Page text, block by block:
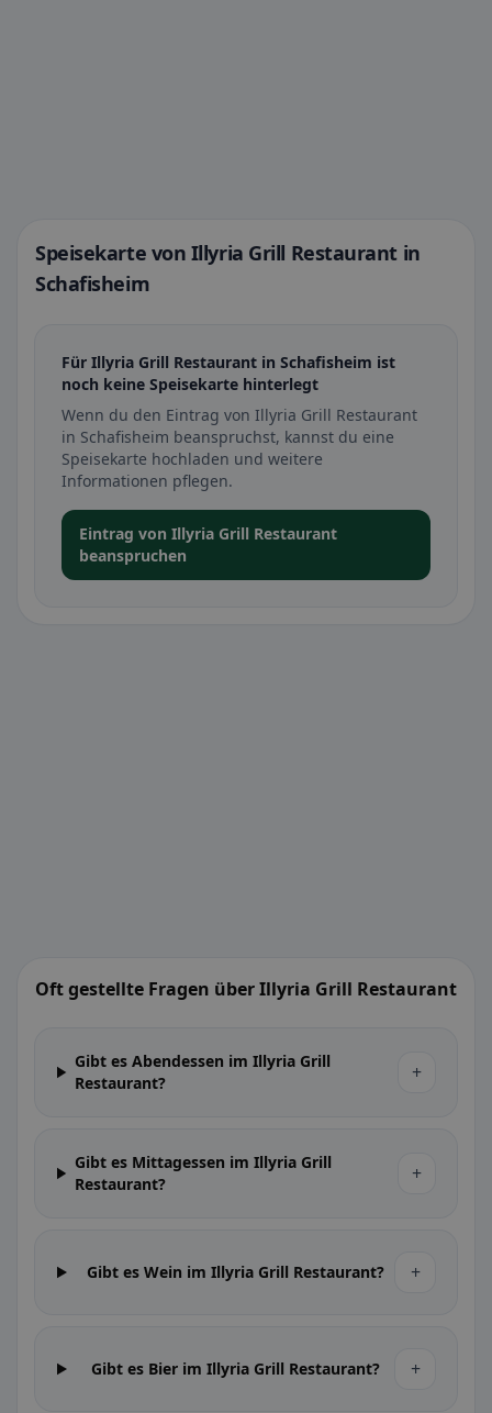
Speisekarte von Illyria Grill Restaurant in
Schafisheim
Für Illyria Grill Restaurant in Schafisheim ist
noch keine Speisekarte hinterlegt
Wenn du den Eintrag von Illyria Grill Restaurant
in Schafisheim beanspruchst, kannst du eine
Speisekarte hochladen und weitere
Informationen pflegen.
Eintrag von Illyria Grill Restaurant
beanspruchen
Oft gestellte Fragen über Illyria Grill Restaurant
Gibt es Abendessen im Illyria Grill
Restaurant?
+
Gibt es Mittagessen im Illyria Grill
Restaurant?
+
Gibt es Wein im Illyria Grill Restaurant? +
Gibt es Bier im Illyria Grill Restaurant? +